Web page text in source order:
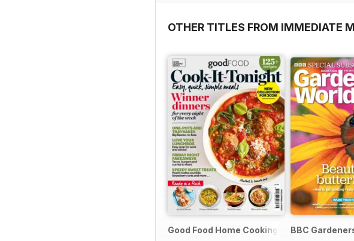
OTHER TITLES FROM IMMEDIATE
Good Food Home Cooking Series
BBC